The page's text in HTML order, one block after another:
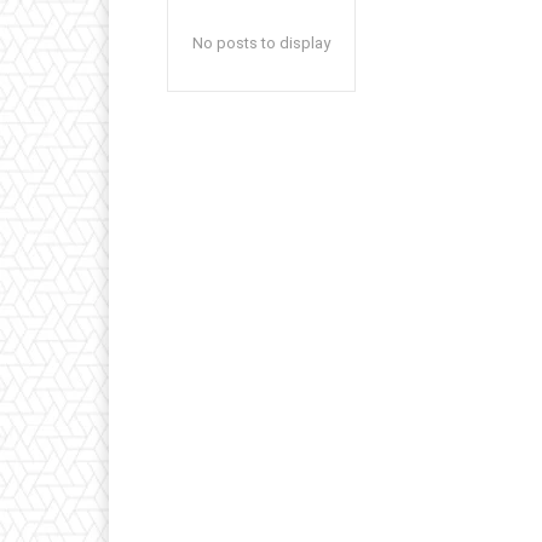
No posts to display